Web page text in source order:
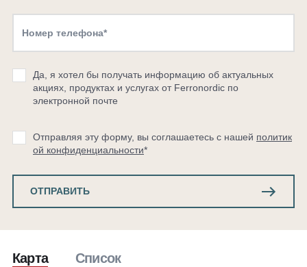
Да, я хотел бы получать информацию об актуальных
акциях, продуктах и ​​услугах от Ferronordic по
электронной почте
Отправляя эту форму, вы соглашаетесь с нашей политик
ой конфиденциальности*
ОТПРАВИТЬ
Карта Список